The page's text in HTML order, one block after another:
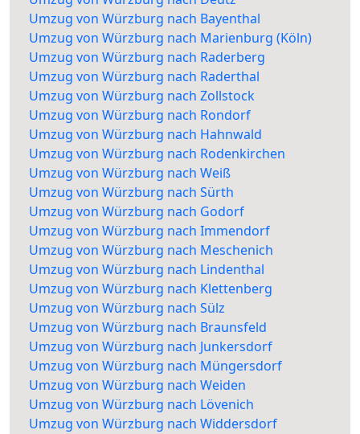
Umzug von Würzburg nach Bayenthal
Umzug von Würzburg nach Marienburg (Köln)
Umzug von Würzburg nach Raderberg
Umzug von Würzburg nach Raderthal
Umzug von Würzburg nach Zollstock
Umzug von Würzburg nach Rondorf
Umzug von Würzburg nach Hahnwald
Umzug von Würzburg nach Rodenkirchen
Umzug von Würzburg nach Weiß
Umzug von Würzburg nach Sürth
Umzug von Würzburg nach Godorf
Umzug von Würzburg nach Immendorf
Umzug von Würzburg nach Meschenich
Umzug von Würzburg nach Lindenthal
Umzug von Würzburg nach Klettenberg
Umzug von Würzburg nach Sülz
Umzug von Würzburg nach Braunsfeld
Umzug von Würzburg nach Junkersdorf
Umzug von Würzburg nach Müngersdorf
Umzug von Würzburg nach Weiden
Umzug von Würzburg nach Lövenich
Umzug von Würzburg nach Widdersdorf